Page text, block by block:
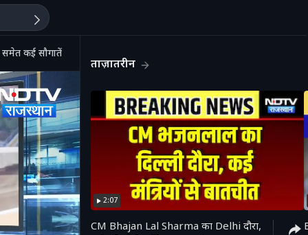
कई सौगातें। CM Bhajanlal
ताज़ातरीन
2:07
CM Bhajan Lal Sharma का Delhi दौरा,